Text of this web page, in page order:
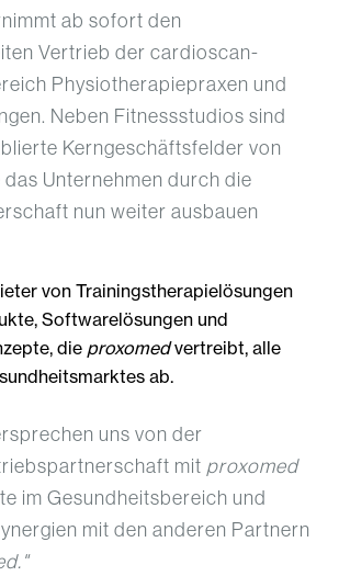
ab sofort den
Vertrieb der cardioscan-
Physiotherapiepraxen und
Neben Fitnessstudios sind
Kerngeschäftsfelder von
Unternehmen durch die
nun weiter ausbauen
von Trainingstherapielösungen
Softwarelösungen und
die proxomedvertreibt, alle
ab.
uns von der
mit proxomed
im Gesundheitsbereich und
mit den anderen Partnern